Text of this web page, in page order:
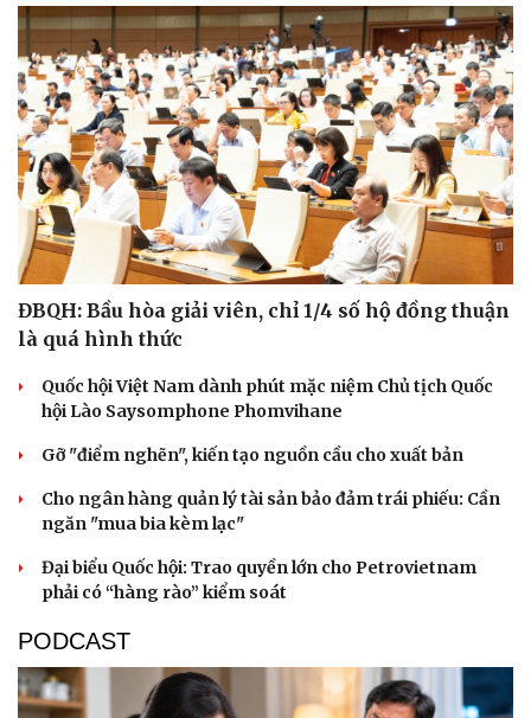
Cải chính
ĐBQH: Bầu hòa giải viên, chỉ 1/4 số hộ đồng thuận
là quá hình thức
Quốc hội Việt Nam dành phút mặc niệm Chủ tịch Quốc
hội Lào Saysomphone Phomvihane
Gỡ "điểm nghẽn", kiến tạo nguồn cầu cho xuất bản
Cho ngân hàng quản lý tài sản bảo đảm trái phiếu: Cần
ngăn "mua bia kèm lạc"
Đại biểu Quốc hội: Trao quyền lớn cho Petrovietnam
phải có “hàng rào” kiểm soát
PODCAST